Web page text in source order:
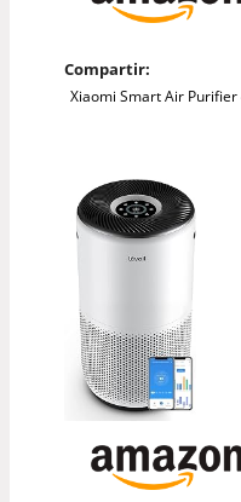
Compartir:
Xiaomi Smart Air